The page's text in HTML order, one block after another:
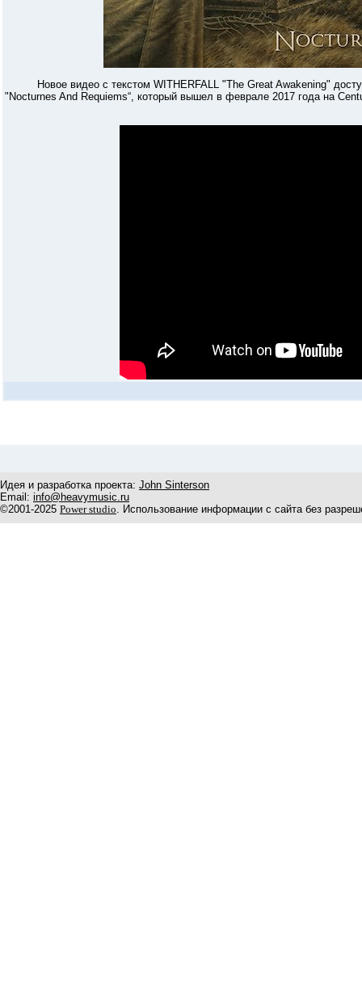
Новое видео с текстом WITHERFALL "The Great Awakening"
"Nocturnes And Requiems“, который вышел в феврале 2017 года на
Идея и разработка проекта: John Sinterson
Email: info@heavymusic.ru
©2001-2025 Power studio. Использование информации с сайта без